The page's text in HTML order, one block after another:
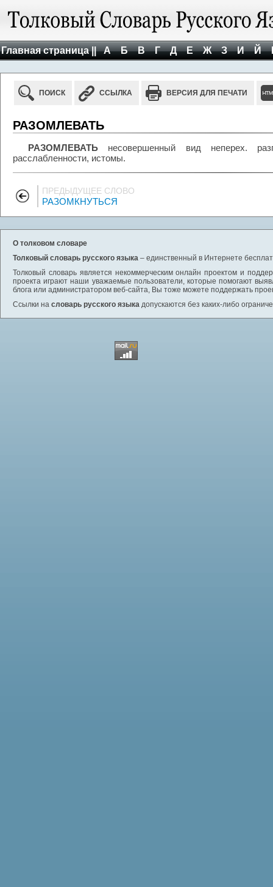
Главная страница || А Б В Г Д Е Ж З И Й
ПОИСК ССЫЛКА ВЕРСИЯ ДЛЯ ПЕЧАТИ
РАЗОМЛЕВАТЬ
РАЗОМЛЕВАТЬ несовершенный вид неперех.
расслабленности, истомы.
ПРЕДЫДУЩЕЕ СЛОВО
РАЗОМКНУТЬСЯ
О толковом словаре
Толковый словарь русского языка – единственный в Интернете
Толковый словарь является некоммерческим онлайн проектом и
проекта играют наши уважаемые пользователи, которые помогают
блога или администратором веб-сайта, Вы тоже можете поддержать
Ссылки на словарь русского языка допускаются без каких-либо